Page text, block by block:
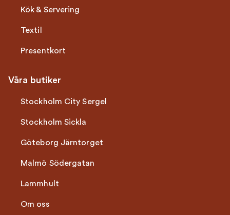
Kök & Servering
Textil
Presentkort
Våra butiker
Stockholm City Sergel
Stockholm Sickla
Göteborg Järntorget
Malmö Södergatan
Lammhult
Om oss